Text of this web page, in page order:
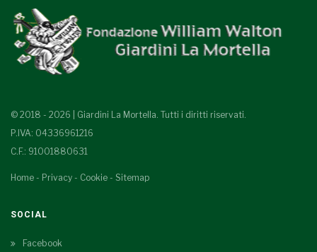
© 2018 - 2026 | Giardini La Mortella. Tutti i diritti riservati.
P.IVA: 04336961216
C.F.: 91001880631
Home - Privacy - Cookie - Sitemap
SOCIAL
Facebook